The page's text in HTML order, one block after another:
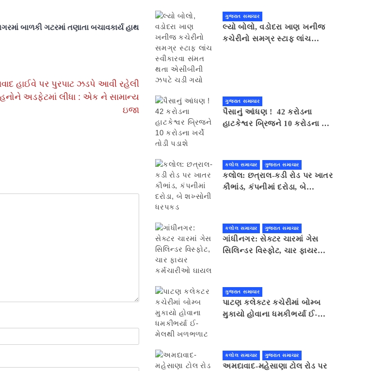
બાળકી ગટરમાં તણાતા બચાવકાર્ય હાથ
હાઈવે પર પુરપાટ ઝડપે આવી રહેલી
અડફેટમાં લીધા : એક ને સામાન્ય
ઇજા
ગુજરાત સમાચાર
લ્યો બોલો, વડોદરા ખાણ ખનીજ
કચેરીનો સમગ્ર સ્ટાફ લાંચ
ગુજરાત સમાચાર
પૈસાનું આંધણ ! 42 કરોડના
હાટકેશ્વર બ્રિજને 10 કરોડના ખર્ચે
કલોલ સમાચાર ગુજરાત સમાચાર
કલોલ: છત્રાલ-કડી રોડ પર ખાતર
કૌભાંડ, કંપનીમાં દરોડા, બે
કલોલ સમાચાર ગુજરાત સમાચાર
ગાંધીનગર: સેક્ટર ચારમાં ગેસ
સિલિન્ડર વિસ્ફોટ, ચાર ફાયર
ગુજરાત સમાચાર
પાટણ કલેકટર કચેરીમાં બોમ્બ
મુકાયો હોવાના ધમકીભર્યા ઈ-
કલોલ સમાચાર ગુજરાત સમાચાર
અમદાવાદ-મહેસાણા ટોલ રોડ પર